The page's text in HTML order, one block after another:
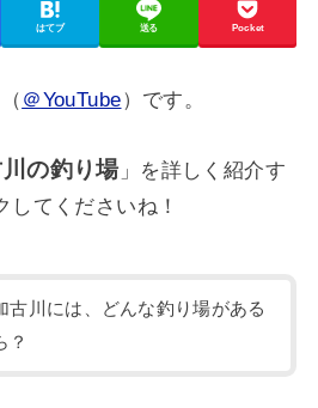
はてブ 送る Pocket
（ ＠YouTube）です。
の釣り場」を詳しく紹介す
してくださいね！
古川には、どんな釣り場がある
？